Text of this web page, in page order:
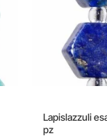
Lapislazzuli
pz